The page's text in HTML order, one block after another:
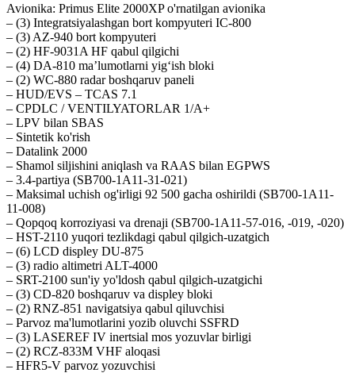
Avionika: Primus Elite 2000XP o'rnatilgan avionika
– (3) Integratsiyalashgan bort kompyuteri IC-800
– (3) AZ-940 bort kompyuteri
– (2) HF-9031A HF qabul qilgichi
– (4) DA-810 maʼlumotlarni yigʻish bloki
– (2) WC-880 radar boshqaruv paneli
– HUD/EVS – TCAS 7.1
– CPDLC / VENTILYATORLAR 1/A+
– LPV bilan SBAS
– Sintetik ko'rish
– Datalink 2000
– Shamol siljishini aniqlash va RAAS bilan EGPWS
– 3.4-partiya (SB700-1A11-31-021)
– Maksimal uchish og'irligi 92 500 gacha oshirildi (SB700-1A11-
11-008)
– Qopqoq korroziyasi va drenaji (SB700-1A11-57-016, -019, -020)
– HST-2110 yuqori tezlikdagi qabul qilgich-uzatgich
– (6) LCD displey DU-875
– (3) radio altimetri ALT-4000
– SRT-2100 sun'iy yo'ldosh qabul qilgich-uzatgichi
– (3) CD-820 boshqaruv va displey bloki
– (2) RNZ-851 navigatsiya qabul qiluvchisi
– Parvoz ma'lumotlarini yozib oluvchi SSFRD
– (3) LASEREF IV inertsial mos yozuvlar birligi
– (2) RCZ-833M VHF aloqasi
– HFR5-V parvoz yozuvchisi